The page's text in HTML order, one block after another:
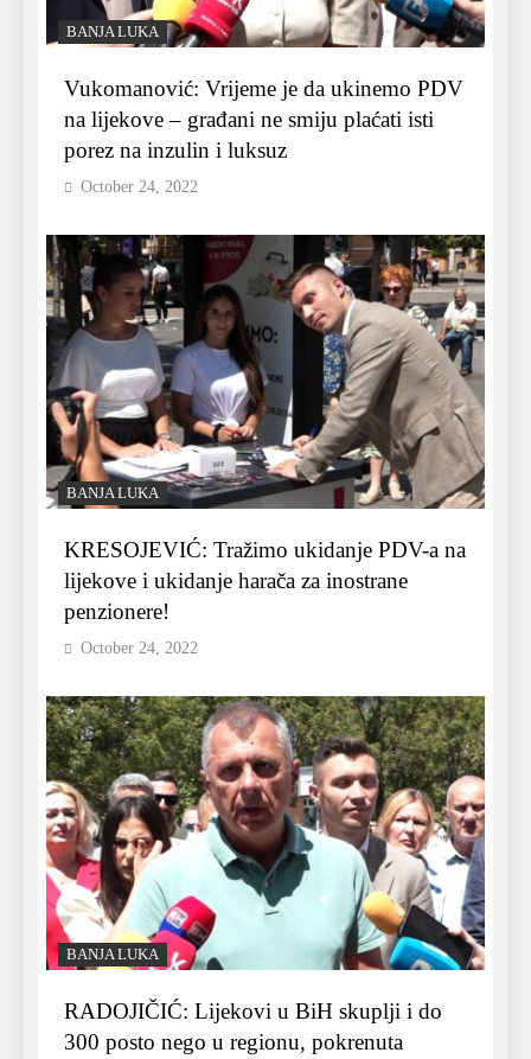
BANJA LUKA
Vukomanović: Vrijeme je da ukinemo PDV
na lijekove – građani ne smiju plaćati isti
porez na inzulin i luksuz
October 24, 2022
BANJA LUKA
KRESOJEVIĆ: Tražimo ukidanje PDV-a na
lijekove i ukidanje harača za inostrane
penzionere!
October 24, 2022
BANJA LUKA
RADOJIČIĆ: Lijekovi u BiH skuplji i do
300 posto nego u regionu, pokrenuta